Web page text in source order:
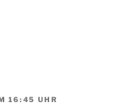
16:45 UHR